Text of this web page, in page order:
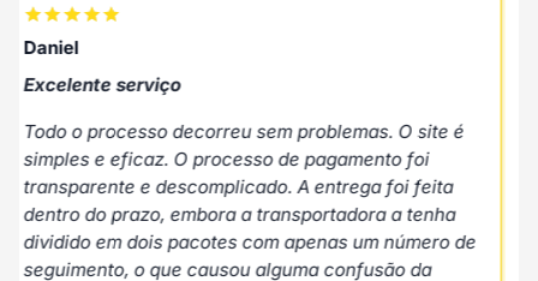
O site é
foi
foi feita
a tenha
um número de
da
Excelente atendimento ao cliente,
produto de qualidade a um bom preço.
Nov 11, 2025
Bateria solar Marstek Venus E 3.0 - 5.12